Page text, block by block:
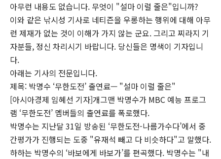
아무런 내용도 없습니다. 무엇이 "설마 이럴 줄은"입니까?
이와 같은 낚시성 기사로 네티즌을 우롱하는 행위에 대해 아무
런 제재가 없는 것이 이해가 가지 않는 군요. 그리고 찌라지 기
자분들, 정신 차리시기 바랍니다. 당신들은 명색이 기자입니
다.
아래는 기사의 전문입니다.
제목: 박명수 ‘무한도전’ 출연료— "설마 이럴 줄은"
[아시아경제 임혜선 기자]개그맨 박명수가 MBC 예능 프로그
램 ‘무한도전’ 멤버들의 출연료를 폭로했다.
박명수는 지난달 31일 방송된 ‘무한도전-나름가수다’에서 중
간평가가 진행되는 도중 "유재석 빼고 다 비슷하다"고 말했다.
하하는 박명수의 ‘바보에게 바보가’를 편곡했다. 박명수는 "내